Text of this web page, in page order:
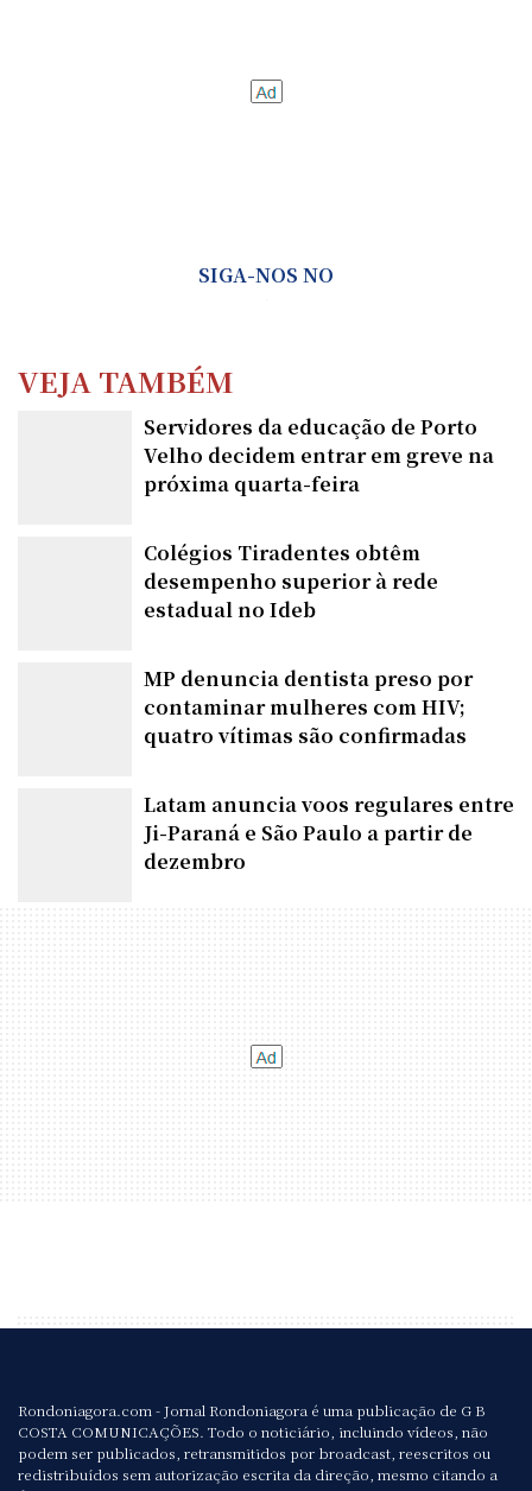
SIGA-NOS NO
VEJA TAMBÉM
Servidores da educação de Porto
Velho decidem entrar em greve na
próxima quarta-feira
Colégios Tiradentes obtêm
desempenho superior à rede
estadual no Ideb
MP denuncia dentista preso por
contaminar mulheres com HIV;
quatro vítimas são confirmadas
Latam anuncia voos regulares entre
Ji-Paraná e São Paulo a partir de
dezembro
Rondoniagora.com - Jornal Rondoniagora é uma publicação de G B
COSTA COMUNICAÇÕES. Todo o noticiário, incluindo vídeos, não
podem ser publicados, retransmitidos por broadcast, reescritos ou
redistribuídos sem autorização escrita da direção, mesmo citando a